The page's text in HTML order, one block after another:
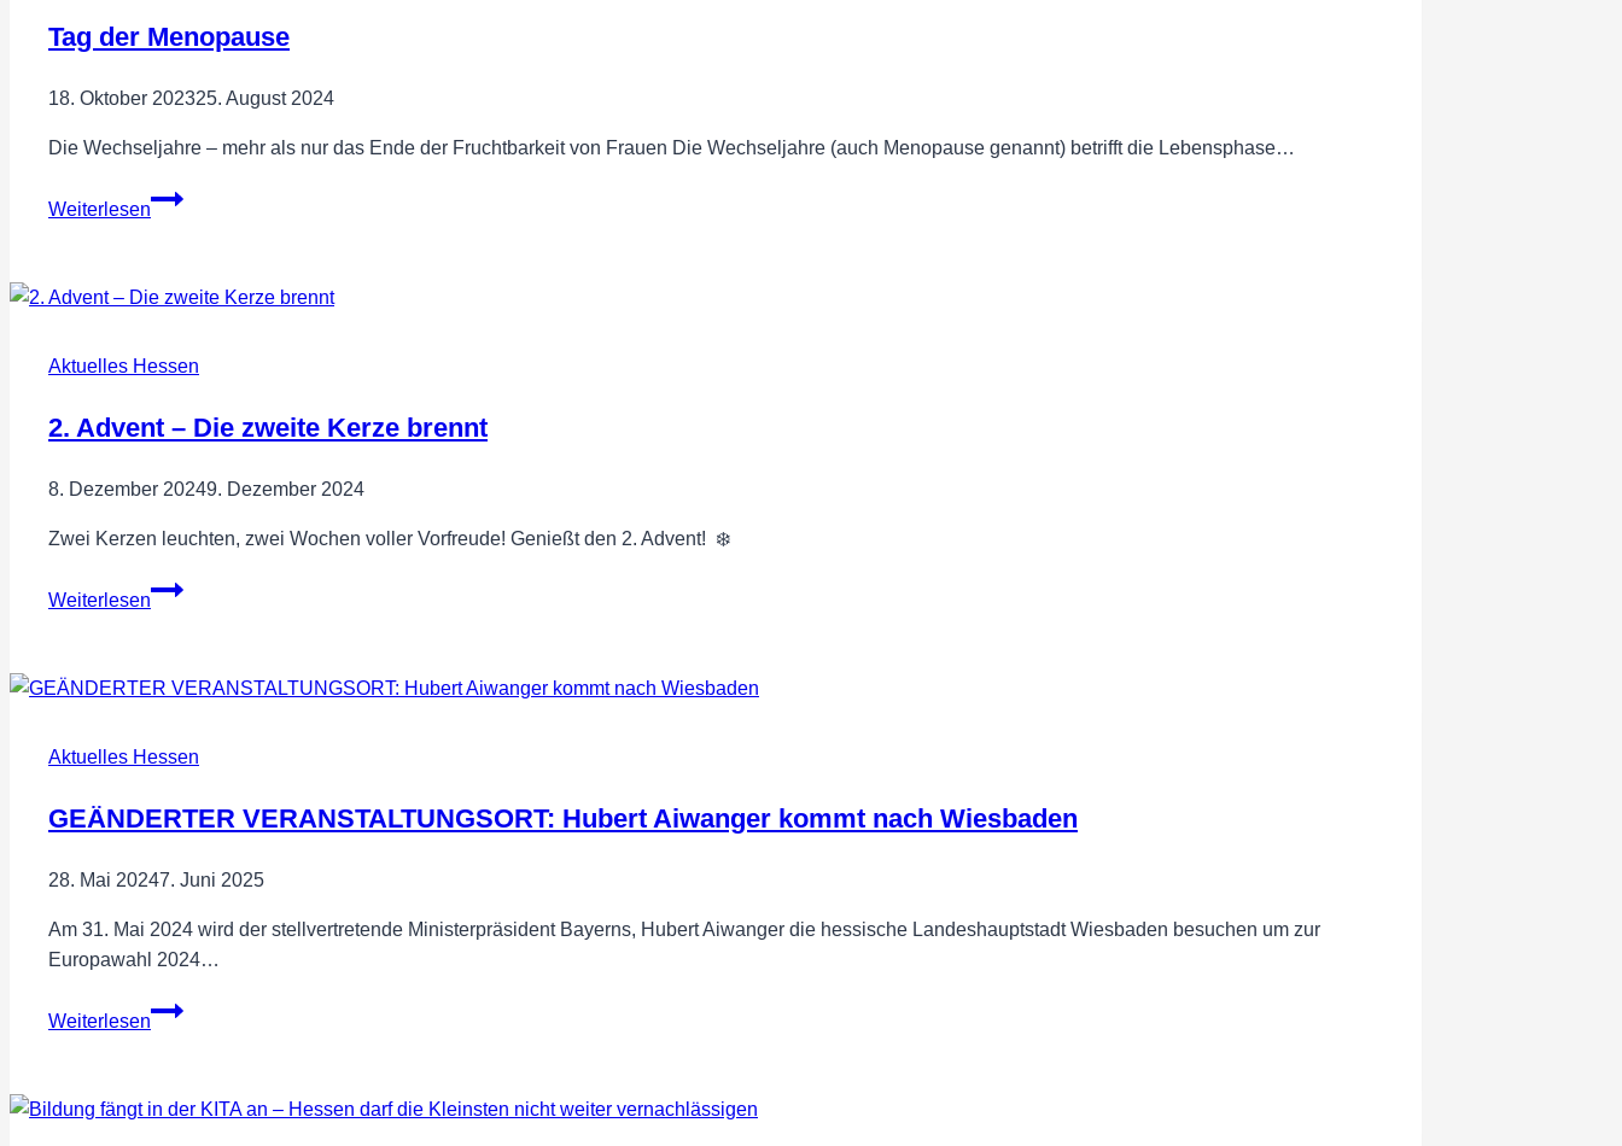
Tag der Menopause
18. Oktober 202325. August 2024
Die Wechseljahre – mehr als nur das Ende der Fruchtbarkeit von Frauen Die Wechseljahre (auch Menopause genannt) betrifft die Lebensphase…
Weiterlesen
Tag
Aktuelles Hessen
2. Advent – Die zweite Kerze brennt
8. Dezember 20249. Dezember 2024
Zwei Kerzen leuchten, zwei Wochen voller Vorfreude! Genießt den 2. Advent! ️ ️❄️
Weiterlesen
2.
Die
brennt
Aktuelles Hessen
GEÄNDERTER VERANSTALTUNGSORT: Hubert Aiwanger kommt nach Wiesbaden
28. Mai 20247. Juni 2025
Am 31. Mai 2024 wird der stellvertretende Ministerpräsident Bayerns, Hubert Aiwanger die hessische Landeshauptstadt Wiesbaden besuchen um zur
Europawahl 2024…
Weiterlesen
GEÄNDERTER
Aiwanger